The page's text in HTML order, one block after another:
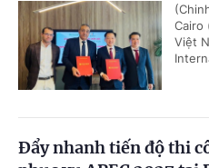
Cairo
Việt
Đẩy nhanh tiến độ thi